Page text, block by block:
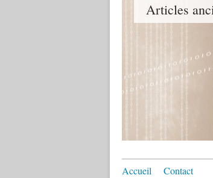
Articles
Accueil Contact